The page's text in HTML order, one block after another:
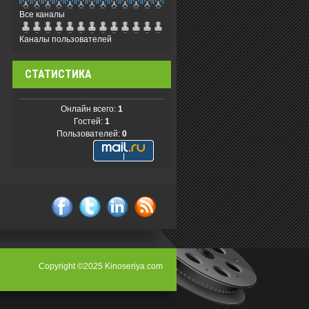
Все каналы
Каналы пользователей
СТАТИСТИКА
Онлайн всего: 1
Гостей: 1
Пользователей: 0
Copyright ©2025 Kinoseriya.com